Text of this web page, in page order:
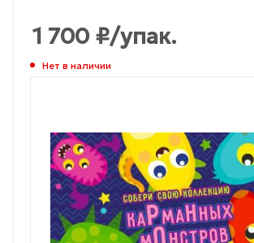
1 700 ₽/упак.
Нет в наличии